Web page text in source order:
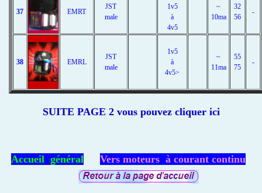
37 EMRT
JST
male
1v5
à
4v5
~
10ma
32
56
-
38 EMRL
JST
male
1v5
à
4v5>
~
11ma
55
75
-
SUITE PAGE 2 vous pouvez cliquer ici
Accueil général Vers moteurs à courant continu